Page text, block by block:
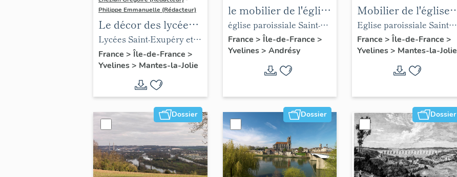
Philippe Emmanuelle (Rédacteur)
Le décor des lycées
de Mantes
Lycées Saint-Exupéry et
Jean Rostand
France > Île-de-France >
Yvelines> Mantes-la-Jolie
le mobilier de l'église
Saint-Germain-de-
Paris (liste
supplémentaire)
église paroissiale Saint-
Germain
France > Île-de-France >
Yvelines> Andrésy
Mobilier de l'église
Sainte-Anne de
Gassicourt
Eglise paroissiale Sainte-
Anne
France > Île-de-France >
Yvelines> Mantes-la-Jolie
Dossier Dossier Dossier